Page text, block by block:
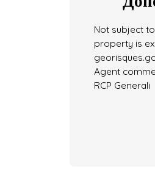
Not subject
property is
Agent
RCP Generali